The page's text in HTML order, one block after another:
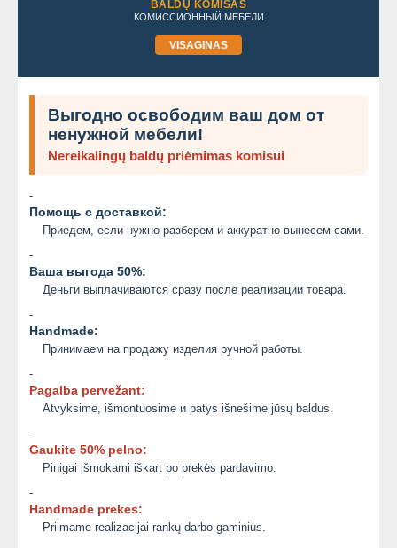
BALDŲ KOMISAS
КОМИССИОННЫЙ МЕБЕЛИ
VISAGINAS
Выгодно освободим ваш дом от
ненужной мебели!
Nereikalingų baldų priėmimas komisui
-
Помощь с доставкой:
Приедем, если нужно разберем и аккуратно вынесем сами.
-
Ваша выгода 50%:
Деньги выплачиваются сразу после реализации товара.
-
Handmade:
Принимаем на продажу изделия ручной работы.
-
Pagalba pervežant:
Atvyksime, išmontuosime и patys išnešime jūsų baldus.
-
Gaukite 50% pelno:
Pinigai išmokami iškart po prekės pardavimo.
-
Handmade prekes:
Priimame realizacijai rankų darbo gaminius.